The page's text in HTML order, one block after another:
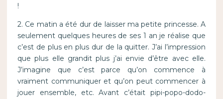
!
2. Ce matin a été dur de laisser ma petite princesse. A
seulement quelques heures de ses 1 an je réalise que
c’est de plus en plus dur de la quitter. J’ai l’impression
que plus elle grandit plus j’ai envie d’être avec elle.
J’imagine que c’est parce qu’on commence à
vraiment communiquer et qu’on peut commencer à
jouer ensemble, etc. Avant c’était pipi-popo-dodo-